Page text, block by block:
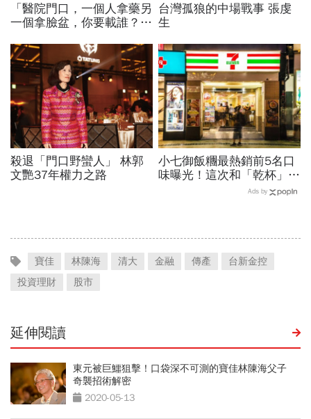
「醫院門口，一個人拿藥另
一個拿臉盆，你要載誰？」
13年的MBA課
台灣孤狼的中場戰事 張虔
生
殺退「門口野蠻人」 林郭
文艷37年權力之路
小七御飯糰最熱銷前5名口
味曝光！這次和「乾杯」跨
界聯名 如何拚1.4億顆銷
Ads by
寶佳 林陳海 清大 金融 傳產
台新金控
投資理財
股市
延伸閱讀
東元被巨鱷狙擊！口袋深不可測的寶佳林陳海父子
奇襲招術解密
2020-05-13